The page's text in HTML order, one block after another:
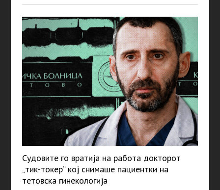
Судовите го вратија на работа докторот
„тик-токер“ кој снимаше пациентки на
тетовска гинекологија